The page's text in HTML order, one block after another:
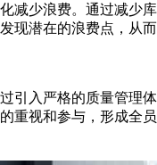
减少浪费。通过减少
现潜在的浪费点，从
引入严格的质量管理
重视和参与，形成全